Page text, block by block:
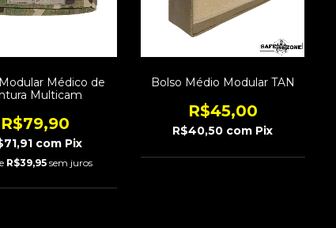
Médico de
Multicam
R$79,90
com Pix
R$39,95 sem juros
Bolso Médio Modular TAN
R$45,00
R$40,50 com Pix